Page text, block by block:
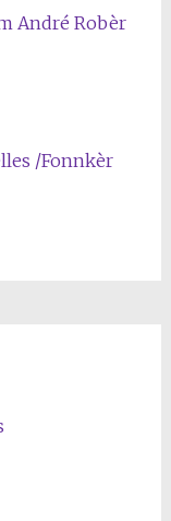
André Robèr
/Fonnkèr